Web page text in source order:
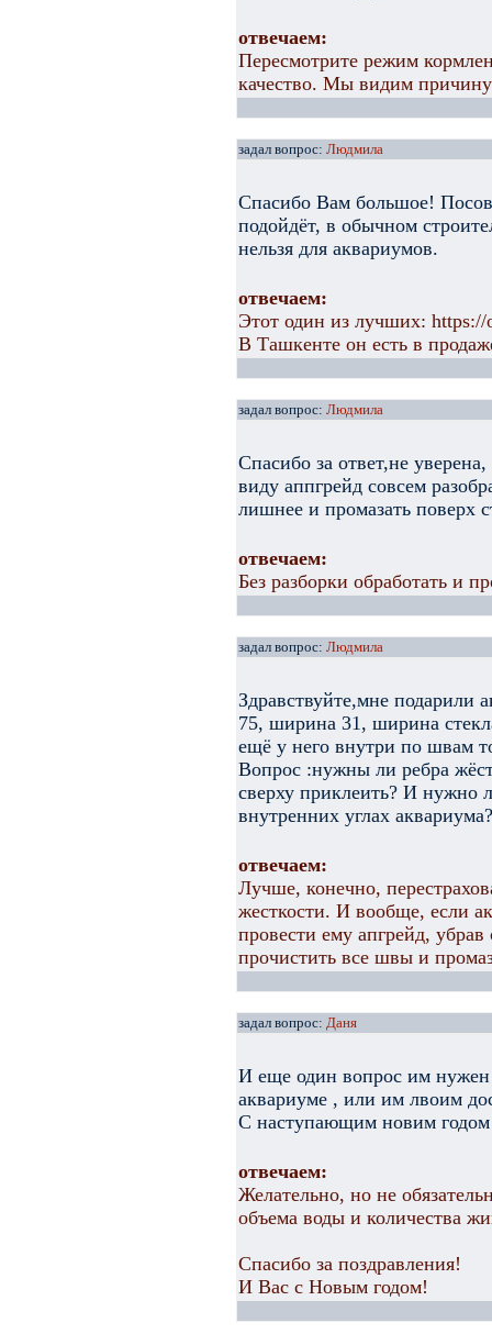
отвечаем:
Пересмотрите режим
качество. Мы видим
задал вопрос: Людмила
Спасибо Вам большое!
подойдёт, в обычном
нельзя для аквариумов.
отвечаем:
Этот один из лучших:
В Ташкенте он есть в
задал вопрос: Людмила
Спасибо за ответ,не
виду аппгрейд совсем
лишнее и промазать поверх
отвечаем:
Без разборки обработать и
задал вопрос: Людмила
Здравствуйте,мне подарили
75, ширина 31, ширина
ещё у него внутри по швам
Вопрос :нужны ли ребра
сверху приклеить? И нужно
внутренних углах аквариума?
отвечаем:
Лучше, конечно,
жесткости. И вообще, если
провести ему апгрейд,
прочистить все швы и
задал вопрос: Даня
И еще один вопрос им нужен
аквариуме , или им лвоим
С наступающим новим годом
отвечаем:
Желательно, но не
объема воды и количества
Спасибо за поздравления!
И Вас с Новым годом!